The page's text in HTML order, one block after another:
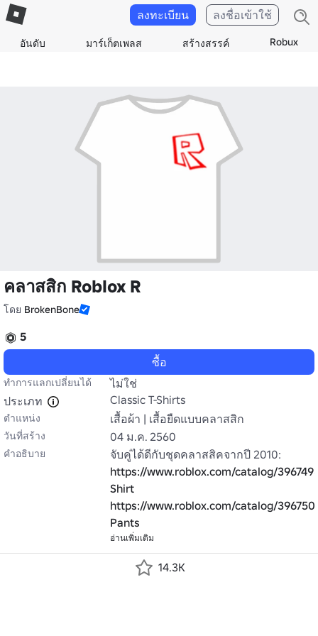
อันดับ มาร์เก็ตเพลส สร้างสรรค์ Robux
ลงทะเบียน ลงชื่อเข้าใช้
คลาสสิก Roblox R
โดย BrokenBone
5
ซื้อ
ทำการแลกเปลี่ยนได้
ไม่ใช่
ประเภท
Classic T-Shirts
ตำแหน่ง เสื้อผ้า | เสื้อยืดแบบคลาสสิก
วันที่สร้าง 04 ม.ค. 2560
คำอธิบาย
https://www.roblox.com/catalog/
Shirt
https://www.roblox.com/catalog/
Pants
อ่านเพิ่มเติม
14.3K